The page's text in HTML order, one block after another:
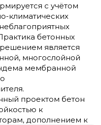
с учётом
климатических
бетонных
является
многослойной
мембранной
проектом бетон
к
дополнением к